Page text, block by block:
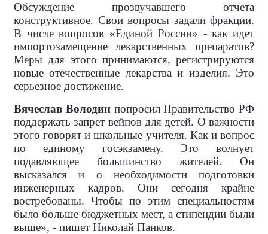
Обсуждение прозвучавшего отчета
конструктивное. Свои вопросы задали фракции.
В числе вопросов «Единой России» - как идет
импортозамещение лекарственных препаратов?
Меры для этого принимаются, регистрируются
новые отечественные лекарства и изделия. Это
серьезное достижение.
Вячеслав Володинпопросил Правительство РФ
поддержать запрет вейпов для детей. О важности
этого говорят и школьные учителя. Как и вопрос
по единому госэкзамену. Это волнует
подавляющее большинство жителей. Он
высказался и о необходимости подготовки
инженерных кадров. Они сегодня крайне
востребованы. Чтобы по этим специальностям
было больше бюджетных мест, а стипендии были
выше», - пишет Николай Панков.